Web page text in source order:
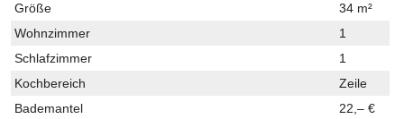
Größe
34 m²
Wohnzimmer
1
Schlafzimmer
1
Kochbereich
Zeile
Bademantel
22,– €